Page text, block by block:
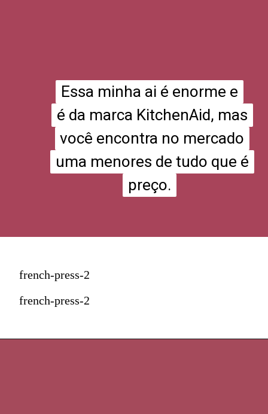
Essa minha ai é enorme e
é da marca KitchenAid, mas
você encontra no mercado
uma menores de tudo que é
preço.
Essa minha ai é enorme e
é da marca KitchenAid, mas
você encontra no mercado
uma menores de tudo que é
preço.
french-press-2
french-press-2